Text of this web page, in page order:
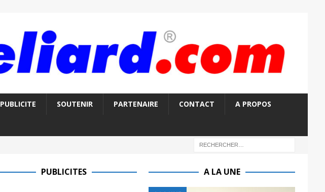
PUBLICITE SOUTENIR PARTENAIRE CONTACT A PROPOS
PUBLICITES A LA UNE